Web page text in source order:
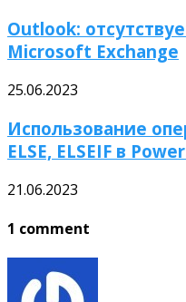
Outlook:
Microsoft Exchange
25.06.2023
Использование
ELSE, ELSEIF в
21.06.2023
1 comment